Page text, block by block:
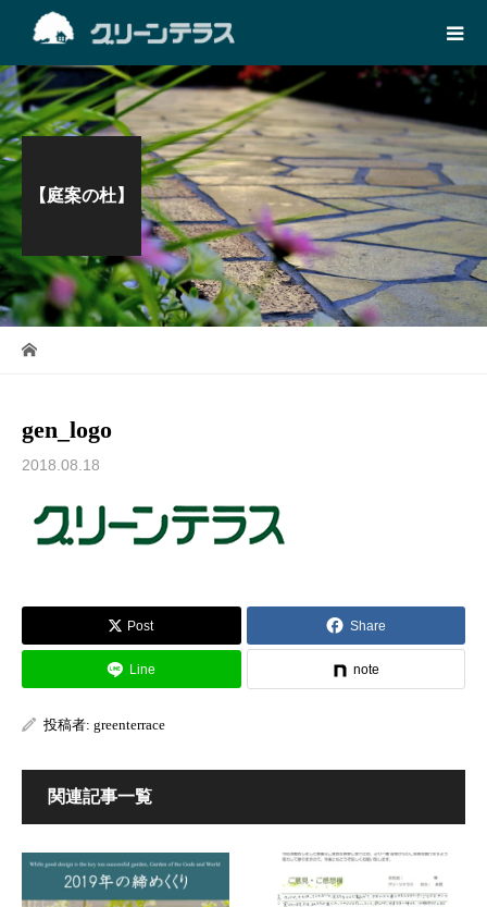
【庭案の杜】
gen_logo
2018.08.18
Post Share
Line note
投稿者: greenterrace
関連記事一覧